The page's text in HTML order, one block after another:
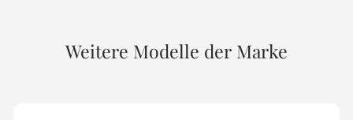
Weitere Modelle der Marke